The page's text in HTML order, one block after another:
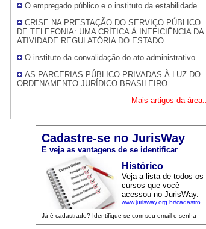
O empregado público e o instituto da estabilidade
CRISE NA PRESTAÇÃO DO SERVIÇO PÚBLICO
DE TELEFONIA: UMA CRÍTICA À INEFICIÊNCIA DA
ATIVIDADE REGULATÓRIA DO ESTADO.
O instituto da convalidação do ato administrativo
AS PARCERIAS PÚBLICO-PRIVADAS À LUZ DO
ORDENAMENTO JURÍDICO BRASILEIRO
Mais artigos da área...
Cadastre-se no JurisWay
E veja as vantagens de se identificar
Histórico
Veja a lista de todos os
cursos que você
acessou no JurisWay.
www.jurisway.org.br/cadastro
Já é cadastrado? Identifique-se com seu email e senha